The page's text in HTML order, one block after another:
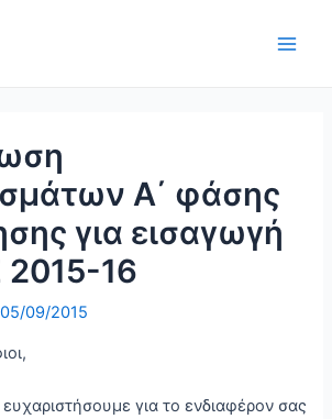
Α΄ φάσης
για εισαγωγή
16
05/09/2015
για το ενδιαφέρον σας